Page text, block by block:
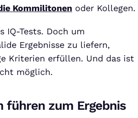
Kommilitonen oder Kollegen.
IQ-Tests. Doch um
Ergebnisse zu liefern,
Kriterien erfüllen. Und das ist
möglich.
führen zum Ergebnis